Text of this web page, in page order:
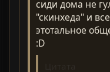
сиди дома не
"скинхеда" и
этотальное
:D